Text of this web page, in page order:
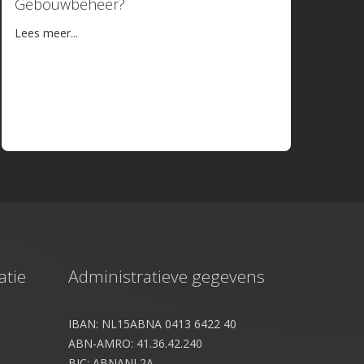
Gebouwbeheer?
Lees meer...
Administratieve gegevens
IBAN: NL15ABNA 0413 6422 40
ABN-AMRO: 41.36.42.240